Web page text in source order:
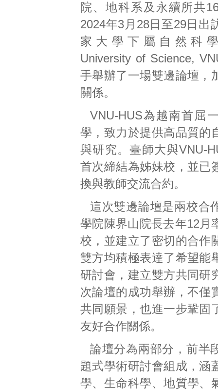
院、地科系及永續所共
2024年3月28日至29日出
家大學下屬自然科
University of Science,
手舉辦了一場雙邊論壇，
關係。
VNU-HUS為越南首屈
學，致力於提供高品質的
與研究。臺師大與VNU-
首次締結為姊妹校，並已
換與教師交流合約。
這次雙邊論壇是兩校合
學院陳界山院長去年12月
校，並建立了密切的合作
雙方均積極表達了希望能
研討會，建立雙方共同研
次論壇的成功舉辦，不僅
共同願景，也進一步鞏固
友好合作關係。
論壇分為兩部分，前半
題式學術研討會組成，涵
學、生命科學、地質學、